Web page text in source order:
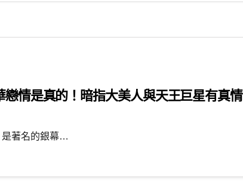
情是真的！暗指大美人與天王巨星有真情
是著名的銀幕…